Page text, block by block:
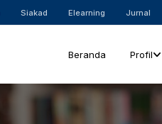
Siakad Elearning Jurnal
Beranda Profil